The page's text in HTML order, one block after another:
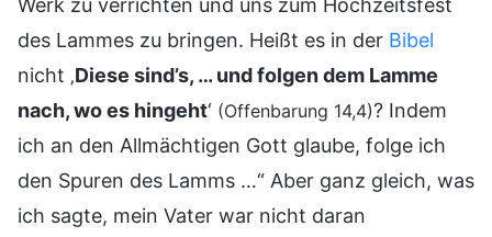
des Lammes zu bringen. Heißt es in der Bibel
nicht ‚Diese sind’s, … und folgen dem Lamme
nach, wo es hingeht‘ (Offenbarung 14,4)? Indem
ich an den Allmächtigen Gott glaube, folge ich
den Spuren des Lamms …“ Aber ganz gleich, was
ich sagte, mein Vater war nicht daran